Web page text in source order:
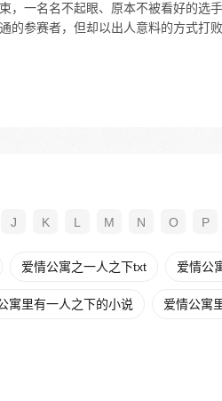
，一名名不起眼、原本不被看好的选
的参赛者，但却以出人意料的方式打
J K L M N O P
爱情公寓之一人之下txt 爱情公
寓里有一人之下的小说 爱情公寓